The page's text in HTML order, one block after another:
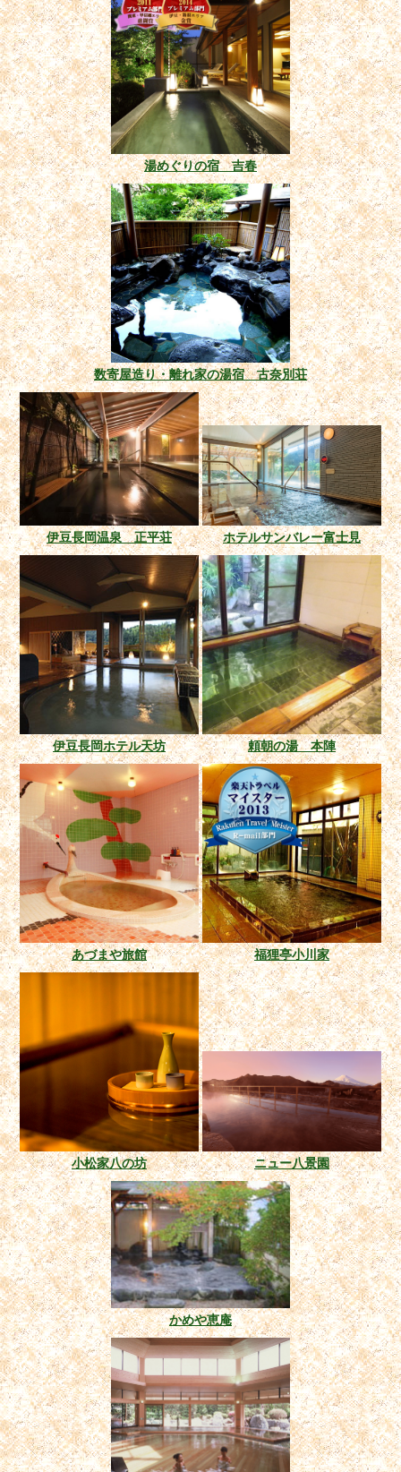
湯めぐりの宿 吉春
数寄屋造り・離れ家の湯宿 古奈別荘
伊豆長岡温泉 正平荘 ホテルサンバレー富士見
伊豆長岡ホテル天坊 頼朝の湯 本陣
あづまや旅館 福狸亭小川家
小松家八の坊 ニュー八景園
かめや恵庵